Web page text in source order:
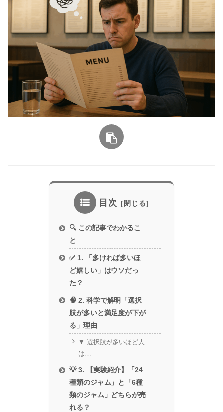
目次
🔍 この記事でわかるこ
と
✅ 1. 「多ければ多いほ
ど嬉しい」はウソだっ
た？
🧠 2. 科学で解明「選択
肢が多いと満足度が下が
る」理由
▼ 選択肢が多いほど人
は…
💡 3. 【実験紹介】「24
種類のジャム」と「6種
類のジャム」どちらが売
れる？